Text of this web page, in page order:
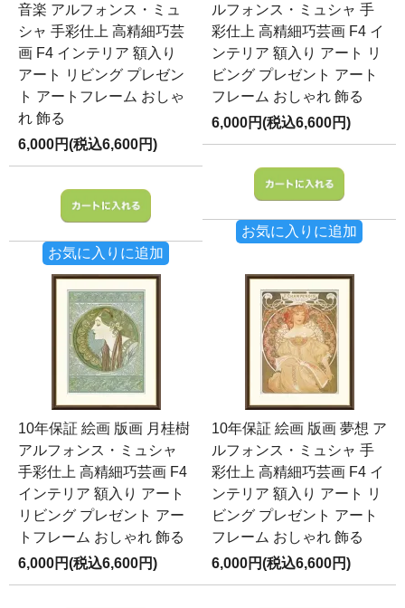
音楽 アルフォンス・ミュ
シャ 手彩仕上 高精細巧芸
画 F4 インテリア 額入り
アート リビング プレゼン
ト アートフレーム おしゃ
れ 飾る
6,000円(税込6,600円)
お気に入りに追加
ルフォンス・ミュシャ 手
彩仕上 高精細巧芸画 F4 イ
ンテリア 額入り アート リ
ビング プレゼント アート
フレーム おしゃれ 飾る
6,000円(税込6,600円)
お気に入りに追加
10年保証 絵画 版画 月桂樹
アルフォンス・ミュシャ
手彩仕上 高精細巧芸画 F4
インテリア 額入り アート
リビング プレゼント アー
トフレーム おしゃれ 飾る
6,000円(税込6,600円)
10年保証 絵画 版画 夢想 ア
ルフォンス・ミュシャ 手
彩仕上 高精細巧芸画 F4 イ
ンテリア 額入り アート リ
ビング プレゼント アート
フレーム おしゃれ 飾る
6,000円(税込6,600円)